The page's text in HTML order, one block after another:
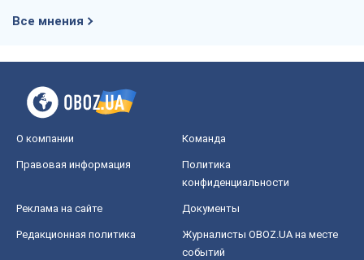
Все мнения
О компании Команда
Правовая информация
Политика
конфиденциальности
Реклама на сайте Документы
Редакционная политика
Журналисты OBOZ.UA на месте
событий